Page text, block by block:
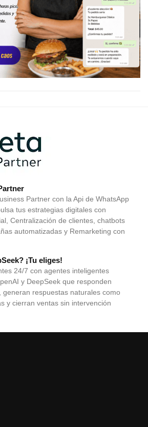
Partner con la Api de WhatsApp
tus estrategias digitales con
Centralización de clientes, chatbots
automatizadas y Remarketing con
¡Tu eliges!
24/7 con agentes inteligentes
y DeepSeek que responden
generan respuestas naturales como
y cierran ventas sin intervención